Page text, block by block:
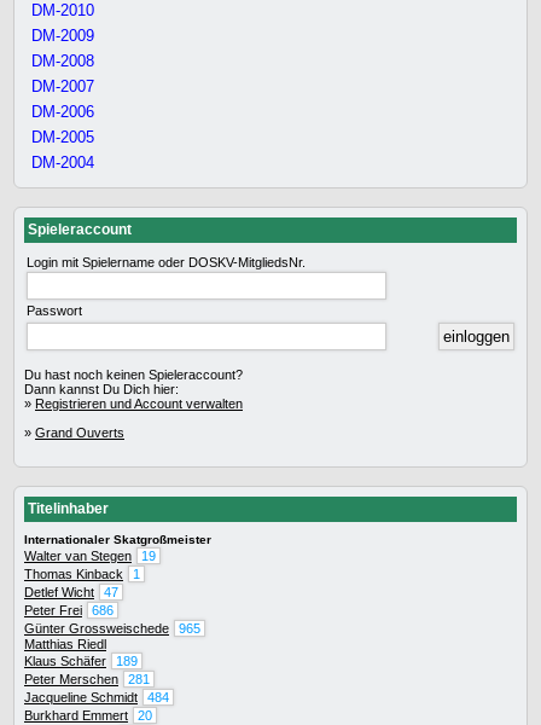
DM-2010
DM-2009
DM-2008
DM-2007
DM-2006
DM-2005
DM-2004
Spieleraccount
Login mit Spielername oder DOSKV-MitgliedsNr.
Passwort
Du hast noch keinen Spieleraccount?
Dann kannst Du Dich hier:
» Registrieren und Account verwalten
» Grand Ouverts
Titelinhaber
Internationaler Skatgroßmeister
Walter van Stegen
19
Thomas Kinback
1
Detlef Wicht
47
Peter Frei
686
Günter Grossweischede
965
Matthias Riedl
Klaus Schäfer
189
Peter Merschen
281
Jacqueline Schmidt
484
Burkhard Emmert
20